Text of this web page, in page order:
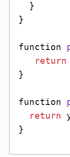
  }
}
function
return
}
function
return
}